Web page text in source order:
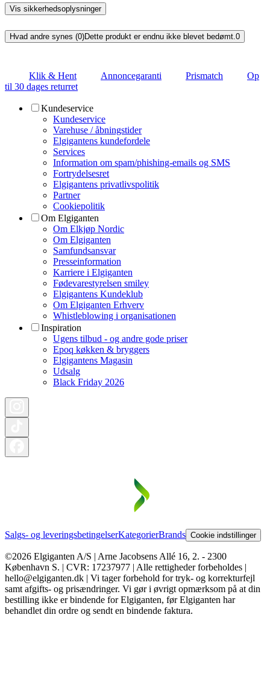
Vis sikkerhedsoplysninger
Hvad andre synes (0)Dette produkt er endnu ikke blevet bedømt.0
Klik & Hent Annoncegaranti Prismatch
Op
til 30 dages returret
Kundeservice
Kundeservice
Varehuse / åbningstider
Elgigantens kundefordele
Services
Information om spam/phishing-emails og SMS
Fortrydelsesret
Elgigantens privatlivspolitik
Partner
Cookiepolitik
Om Elgiganten
Om Elkjøp Nordic
Om Elgiganten
Samfundsansvar
Presseinformation
Karriere i Elgiganten
Fødevarestyrelsen smiley
Elgigantens Kundeklub
Om Elgiganten Erhverv
Whistleblowing i organisationen
Inspiration
Ugens tilbud - og andre gode priser
Epoq køkken & bryggers
Elgigantens Magasin
Udsalg
Black Friday 2026
Salgs- og leveringsbetingelserKategorierBrands Cookie indstillinger
©2026 Elgiganten A/S | Arne Jacobsens Allé 16, 2. - 2300
København S. | CVR: 17237977 | Alle rettigheder forbeholdes |
hello@elgiganten.dk | Vi tager forbehold for tryk- og korrekturfejl
samt afgifts- og prisændringer. Vi gør i øvrigt opmærksom på at din
bestilling ikke er bindende for Elgiganten, før Elgiganten har
behandlet din ordre og sendt en bindende faktura.